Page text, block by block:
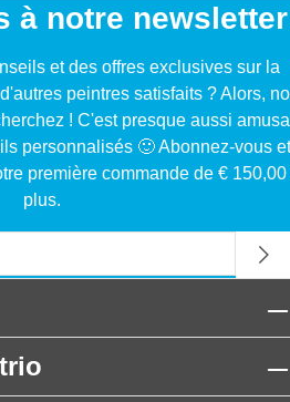
à notre newsletter
et des offres exclusives sur la
peintres satisfaits ? Alors,
! C'est presque aussi
personnalisés 🙂 Abonnez-vous et
première commande de € 150,00
plus.